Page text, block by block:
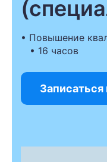
• Повышение
• 16 часов
Записаться